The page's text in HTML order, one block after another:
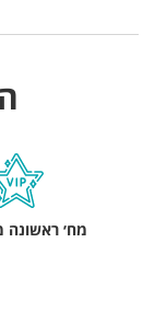
מח׳ ראשונה